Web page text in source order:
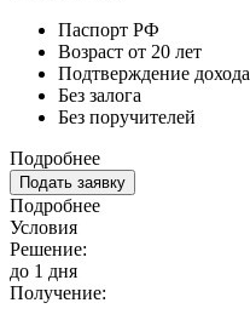
Паспорт РФ
Возраст от 20 лет
Подтверждение дохода
Без залога
Без поручителей
Подробнее
Подать заявку
Подробнее
Условия
Решение:
до 1 дня
Получение: